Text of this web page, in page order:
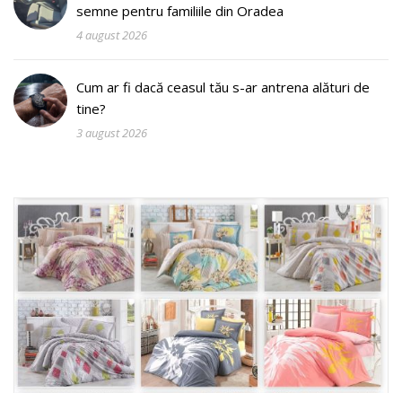
semne pentru familiile din Oradea
4 august 2026
Cum ar fi dacă ceasul tău s-ar antrena alături de
tine?
3 august 2026